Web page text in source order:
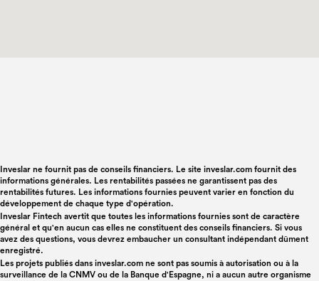
Inveslar ne fournit pas de conseils financiers. Le site inveslar.com fournit des
informations générales. Les rentabilités passées ne garantissent pas des
rentabilités futures. Les informations fournies peuvent varier en fonction du
développement de chaque type d'opération.
Inveslar Fintech avertit que toutes les informations fournies sont de caractère
général et qu'en aucun cas elles ne constituent des conseils financiers. Si vous
avez des questions, vous devrez embaucher un consultant indépendant dûment
enregistré.
Les projets publiés dans inveslar.com ne sont pas soumis à autorisation ou à la
surveillance de la CNMV ou de la Banque d'Espagne, ni a aucun autre organisme